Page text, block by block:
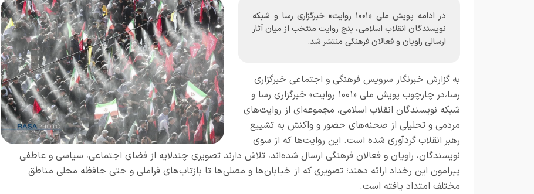
در ادامه پویش ملی «۱۰۰۱ روایت» خبرگزاری رسا و شبکه
نویسندگان انقلاب اسلامی، پنج روایت منتخب از میان آثار
ارسالی راویان و فعالان فرهنگی منتشر شد.
به گزارش خبرنگار سرویس فرهنگی و اجتماعی خبرگزاری
رسا،در چارچوب پویش ملی «۱۰۰۱ روایت» خبرگزاری رسا و
شبکه نویسندگان انقلاب اسلامی، مجموعه‌ای از روایت‌های
مردمی و تحلیلی از صحنه‌های حضور و واکنش به تشییع
رهبر انقلاب گردآوری شده است. این روایت‌ها که از سوی
نویسندگان، راویان و فعالان فرهنگی ارسال شده‌اند، تلاش دارند تصویری چندلایه از فضای اجتماعی، سیاسی و عاطفی
پیرامون این رخداد ارائه دهند؛ تصویری که از خیابان‌ها و مصلی‌ها تا بازتاب‌های فراملی و حتی حافظه محلی مناطق
مختلف امتداد یافته است.